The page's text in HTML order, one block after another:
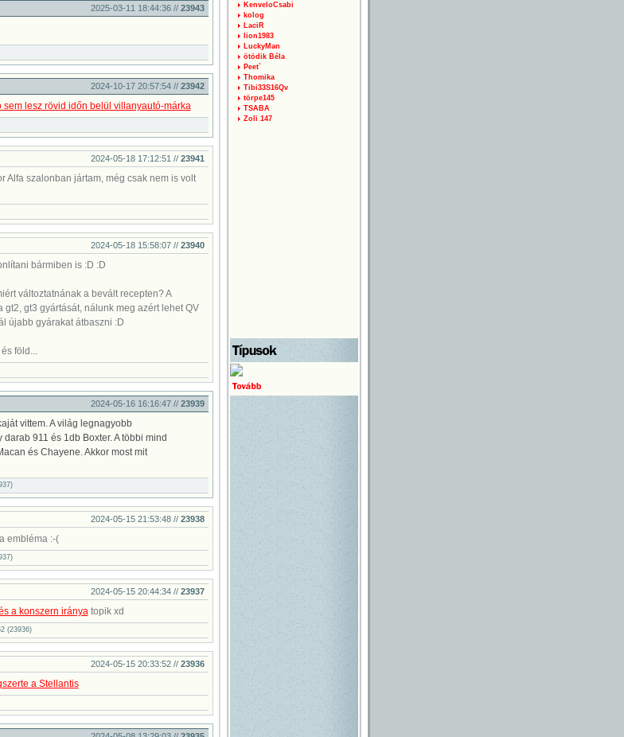
2025-03-11 18:44:36 // 23943
2024-10-17 20:57:54 // 23942
lesz rövid időn belül villanyautó-márka
2024-05-18 17:12:51 // 23941
Alfa szalonban jártam, még csak nem is volt
2024-05-18 15:58:07 // 23940
bármiben is :D :D
változtatnának a bevált recepten? A
gt3 gyártását, nálunk meg azért lehet QV
újabb gyárakat átbaszni :D
föld...
2024-05-16 16:16:47 // 23939
vittem. A világ legnagyobb
911 és 1db Boxter. A többi mind
és Chayene. Akkor most mit
2024-05-15 21:53:48 // 23938
embléma :-(
2024-05-15 20:44:34 // 23937
a konszern irányatopik xd
(23936)
2024-05-15 20:33:52 // 23936
a Stellantis
KenveloCsabi
kolog
LaciR
lion1983
LuckyMan
ötödik Béla
Peet`
Thomika
Tibi33S16Qv
törpe145
TSABA
Zoli 147